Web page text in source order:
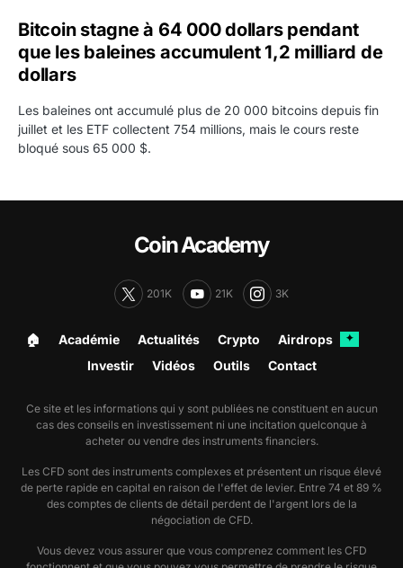
Bitcoin stagne à 64 000 dollars pendant
que les baleines accumulent 1,2 milliard de
dollars
Les baleines ont accumulé plus de 20 000 bitcoins depuis fin
juillet et les ETF collectent 754 millions, mais le cours reste
bloqué sous 65 000 $.
Coin Academy
201K 21K 3K
🏠︎ Académie Actualités Crypto Airdrops ✦
Investir Vidéos Outils Contact
Ce site et les informations qui y sont publiées ne constituent en aucun
cas des conseils en investissement ni une incitation quelconque à
acheter ou vendre des instruments financiers.
Les CFD sont des instruments complexes et présentent un risque élevé
de perte rapide en capital en raison de l'effet de levier. Entre 74 et 89 %
des comptes de clients de détail perdent de l'argent lors de la
négociation de CFD.
Vous devez vous assurer que vous comprenez comment les CFD